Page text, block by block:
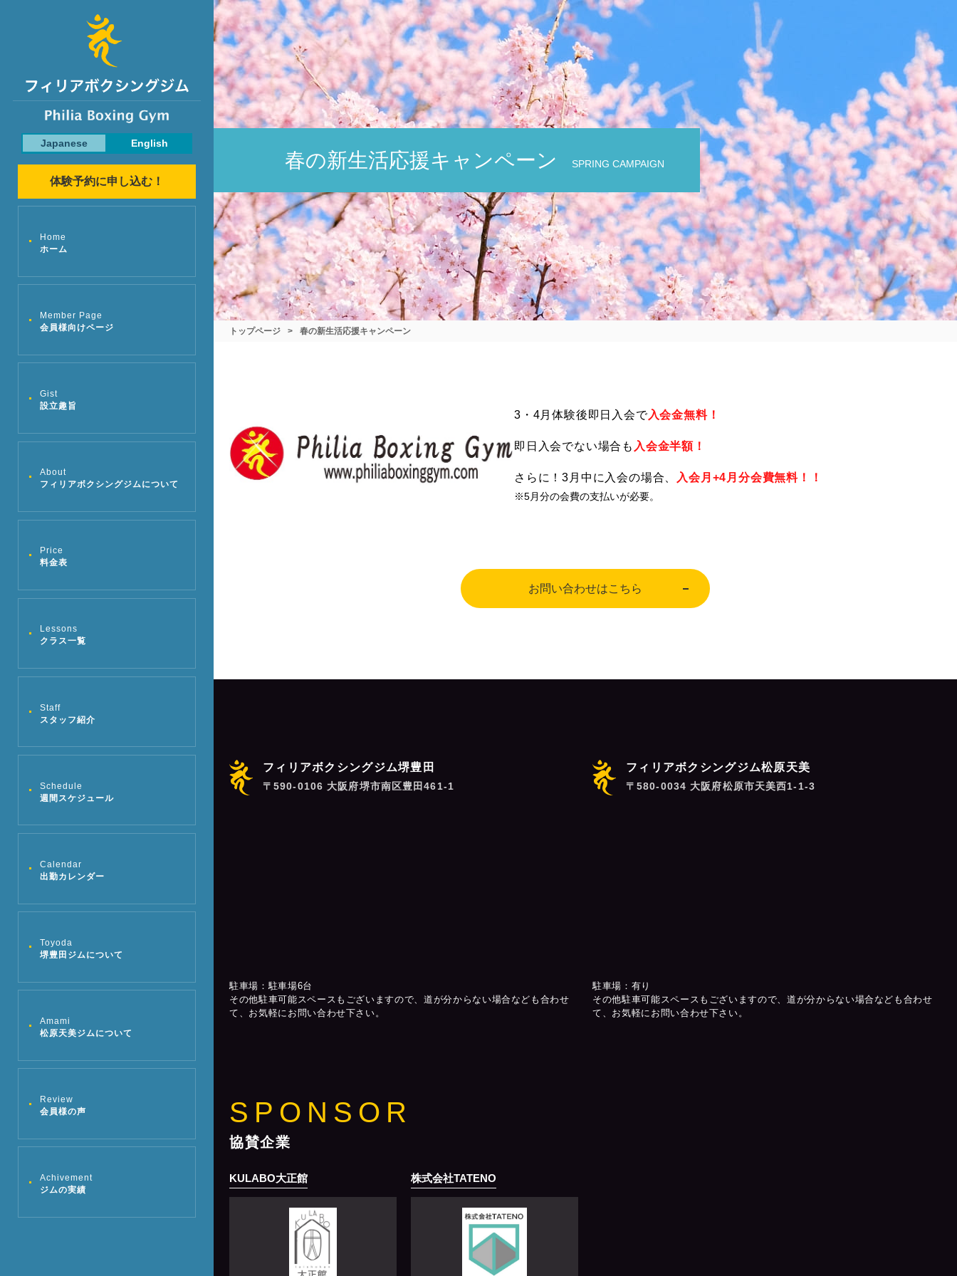
Japanese English
体験予約に申し込む！
Home
ホーム
Member Page
会員様向けページ
Gist
設立趣旨
About
フィリアボクシングジムについて
Price
料金表
Lessons
クラス一覧
Staff
スタッフ紹介
Schedule
週間スケジュール
Calendar
出勤カレンダー
Toyoda
堺豊田ジムについて
Amami
松原天美ジムについて
Review
会員様の声
Achivement
ジムの実績
春の新生活応援キャンペーン SPRING CAMPAIGN
トップページ > 春の新生活応援キャンペーン
3・4月体験後即日入会で入会金無料！
即日入会でない場合も 入会金半額！
さらに！3月中に入会の場合、 入会月+4月分会費無料！！
※5月分の会費の支払いが必要。
お問い合わせはこちら
フィリアボクシングジム堺豊田
〒590-0106 大阪府堺市南区豊田461-1
駐車場：駐車場6台
その他駐車可能スペースもございますので、道が分からない場合なども合わせ
て、お気軽にお問い合わせ下さい。
フィリアボクシングジム松原天美
〒580-0034 大阪府松原市天美西1-1-3
駐車場：有り
その他駐車可能スペースもございますので、道が分からない場合なども合わせ
て、お気軽にお問い合わせ下さい。
SPONSOR
協賛企業
KULABO大正館 株式会社TATENO